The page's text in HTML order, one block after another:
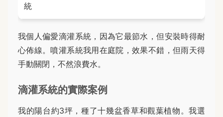
統
我個人偏愛滴灌系統，因為它最節水，但安裝時得耐
心佈線。噴灌系統我用在庭院，效果不錯，但雨天得
手動關閉，不然浪費水。
滴灌系統的實際案例
我的陽台約3坪，種了十幾盆香草和觀葉植物。我選